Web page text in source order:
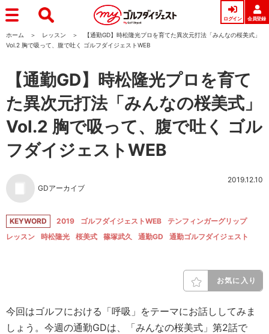
ログイン 会員登録
ホーム レッスン
【通勤GD】時松隆光プロを育てた異次元打法「みんなの桜美式」
Vol.2 胸で吸って、腹で吐く ゴルフダイジェストWEB
【通勤GD】時松隆光プロを育て
た異次元打法「みんなの桜美式」
Vol.2 胸で吸って、腹で吐く ゴル
フダイジェストWEB
GDアーカイブ
2019.12.10
KEYWORD 2019 ゴルフダイジェストWEB
テンフィンガーグリップ
レッスン
時松隆光 桜美式 篠塚武久 通勤GD 通勤ゴルフダイジェスト
お気に入り
今回はゴルフにおける「呼吸」をテーマにお話ししてみま
しょう。今週の通勤GDは、「みんなの桜美式」第2話で